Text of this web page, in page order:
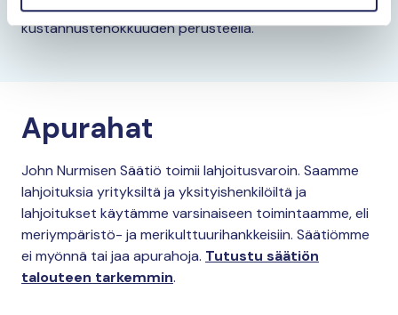
Valitsemme projektit huolella niiden vaikuttavuuden ja
kustannustehokkuuden perusteella.
Apurahat
John Nurmisen Säätiö toimii lahjoitusvaroin. Saamme
lahjoituksia yrityksiltä ja yksityishenkilöiltä ja
lahjoitukset käytämme varsinaiseen toimintaamme, eli
meriympäristö- ja merikulttuurihankkeisiin. Säätiömme
ei myönnä tai jaa apurahoja. Tutustu säätiön
talouteen tarkemmin.